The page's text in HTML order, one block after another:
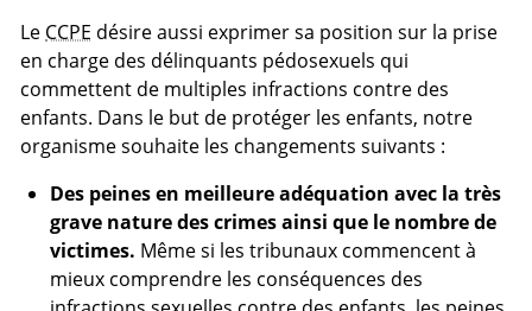
Le CCPE désire aussi exprimer sa position sur la prise
en charge des délinquants pédosexuels qui
commettent de multiples infractions contre des
enfants. Dans le but de protéger les enfants, notre
organisme souhaite les changements suivants :
Des peines en meilleure adéquation avec la très
grave nature des crimes ainsi que le nombre de
victimes. Même si les tribunaux commencent à
mieux comprendre les conséquences des